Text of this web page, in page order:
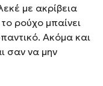
με ακρίβεια
ρούχο μπαίνει
Ακόμα και
σαν να μην